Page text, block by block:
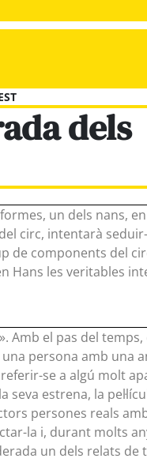
dels
un dels nans,
circ, intentarà
de components del
Hans les veritables
Amb el pas del temps,
persona amb una
se a algú molt
estrena, la
persones reals
la i, durant molts
un dels relats